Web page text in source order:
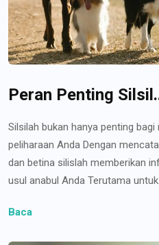
Peran Penting
Silsilah bukan hanya penting
peliharaan Anda Dengan
dan betina silislah memberikan
usul anabul Anda Terutama
Baca